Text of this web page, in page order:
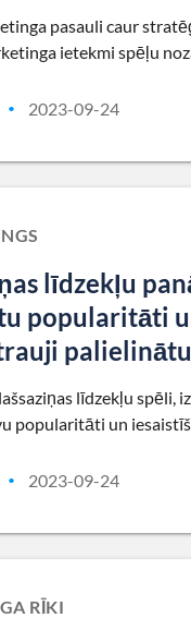
pasauli caur
ietekmi spēļu
• 2023-09-24
līdzekļu
popularitāti
līdzekļu
popularitāti un
• 2023-09-24
RĪKI